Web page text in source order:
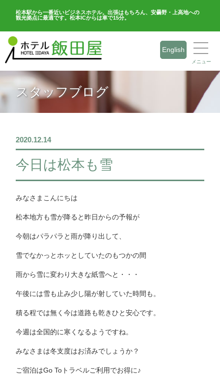
松本駅から一番近いビジネスホテル。出張はもちろん、安曇野・上高地への
観光拠点に最適です。松本ICからは車で15分。
English
メニュー
スタッフブログ
2020.12.14
今日は松本も雪
みなさまこんにちは
松本地方も雪が降ると昨日からの予報が
今朝はパラパラと雨が降り出して、
雪でなかっとホッとしていたのもつかの間
雨から雪に変わり大きな紙雪へと・・・
午後には雪も止み少し陽が射していた時間も。
積る程では無く今は道路も乾きひと安心です。
今週は全国的に寒くなるようですね。
みなさまは冬支度はお済みでしょうか？
ご宿泊はGo Toトラベルご利用でお得に♪